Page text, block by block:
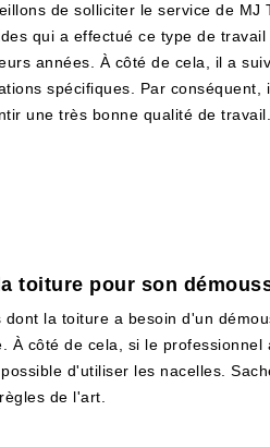
de solliciter le service de MJ
qui a effectué ce type de travail
années. À côté de cela, il a
spécifiques. Par conséquent,
une très bonne qualité de travail.
toiture pour son
la toiture a besoin d'un
côté de cela, si le
d'utiliser les nacelles.
de l'art.